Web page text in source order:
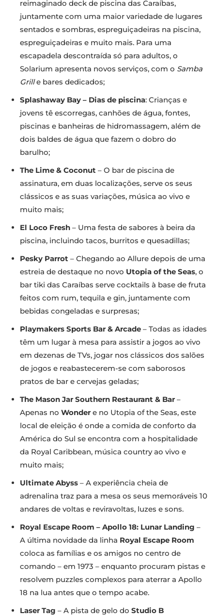
reimaginado deck de piscina das Caraíbas,
juntamente com uma maior variedade de lugares
sentados e sombras, espreguiçadeiras na piscina,
espreguiçadeiras e muito mais. Para uma
escapadela descontraída só para adultos, o
Solarium apresenta novos serviços, com o Samba
Grille bares dedicados;
Splashaway Bay – Dias de piscina: Crianças e
jovens tê escorregas, canhões de água, fontes,
piscinas e banheiras de hidromassagem, além de
dois baldes de água que fazem o dobro do
barulho;
The Lime & Coconut – O bar de piscina de
assinatura, em duas localizações, serve os seus
clássicos e as suas variações, música ao vivo e
muito mais;
El Loco Fresh – Uma festa de sabores à beira da
piscina, incluindo tacos, burritos e quesadillas;
Pesky Parrot – Chegando ao Allure depois de uma
estreia de destaque no novo Utopia of the Seas, o
bar tiki das Caraíbas serve cocktails à base de fruta
feitos com rum, tequila e gin, juntamente com
bebidas congeladas e surpresas;
Playmakers Sports Bar & Arcade – Todas as idades
têm um lugar à mesa para assistir a jogos ao vivo
em dezenas de TVs, jogar nos clássicos dos salões
de jogos e reabastecerem-se com saborosos
pratos de bar e cervejas geladas;
The Mason Jar Southern Restaurant & Bar –
Apenas no Wonder e no Utopia of the Seas, este
local de eleição é onde a comida de conforto da
América do Sul se encontra com a hospitalidade
da Royal Caribbean, música country ao vivo e
muito mais;
Ultimate Abyss – A experiência cheia de
adrenalina traz para a mesa os seus memoráveis 10
andares de voltas e reviravoltas, luzes e sons.
Royal Escape Room – Apollo 18: Lunar Landing –
A última novidade da linha Royal Escape Room
coloca as famílias e os amigos no centro de
comando – em 1973 – enquanto procuram pistas e
resolvem puzzles complexos para aterrar a Apollo
18 na lua antes que o tempo acabe.
Laser Tag – A pista de gelo do Studio B